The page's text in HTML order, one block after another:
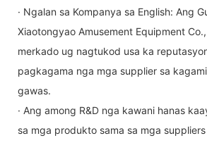
· Ngalan sa Kompanya sa English: Ang
Xiaotongyao Amusement Equipment
merkado ug nagtukod usa ka
pagkagama nga mga supplier sa
gawas.
· Ang among R&D nga kawani hanas
sa mga produkto sama sa mga